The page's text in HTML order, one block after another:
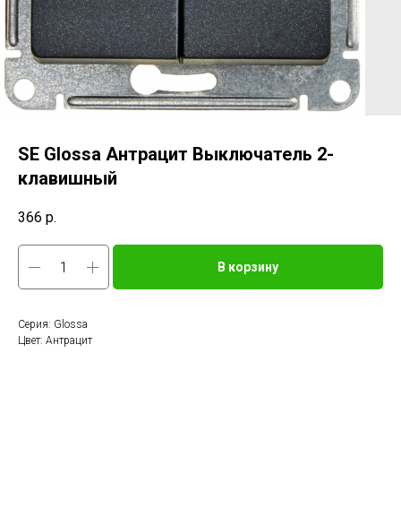
SE Glossa Антрацит Выключатель 2-
клавишный
366 р.
В корзину
Серия: Glossa
Цвет: Антрацит